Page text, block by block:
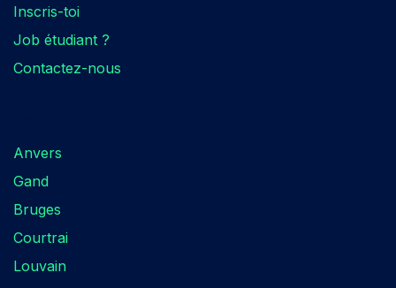
Inscris-toi
Job étudiant ?
Contactez-nous
Anvers
Gand
Bruges
Courtrai
Louvain